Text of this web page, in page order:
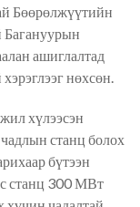
Бөөрөлжүүтийн
Багануурын
ашиглалтад
нөхсөн.
хүлээсэн
станц болох
бүтээн
станц 300 МВт